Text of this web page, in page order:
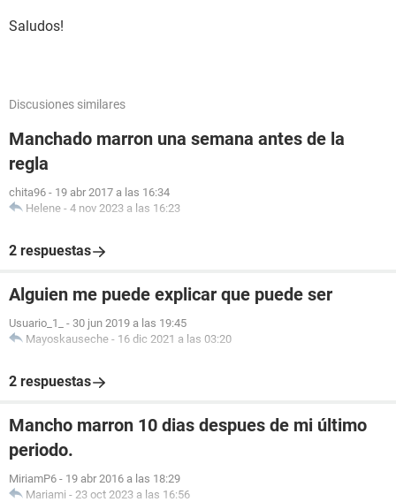
Saludos!
Discusiones similares
Manchado marron una semana antes de la
regla
chita96 - 19 abr 2017 a las 16:34
Helene - 4 nov 2023 a las 16:23
2 respuestas
Alguien me puede explicar que puede ser
Usuario_1_ - 30 jun 2019 a las 19:45
Mayoskauseche - 16 dic 2021 a las 03:20
2 respuestas
Mancho marron 10 dias despues de mi último
periodo.
MiriamP6 - 19 abr 2016 a las 18:29
Mariami - 23 oct 2023 a las 16:56